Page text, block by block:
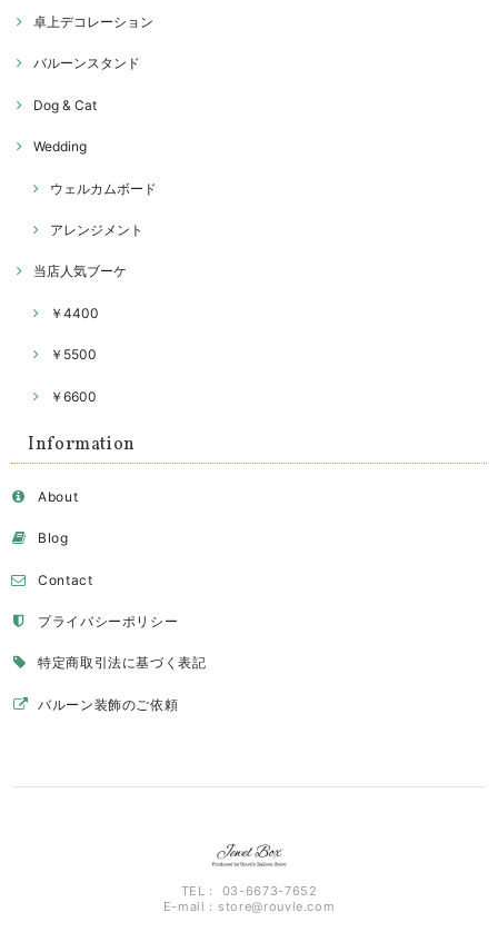
卓上デコレーション
バルーンスタンド
Dog & Cat
Wedding
ウェルカムボード
アレンジメント
当店人気ブーケ
￥4400
￥5500
￥6600
Information
About
Blog
Contact
プライバシーポリシー
特定商取引法に基づく表記
バルーン装飾のご依頼
TEL： 03-6673-7652
E-mail： store@rouvle.com